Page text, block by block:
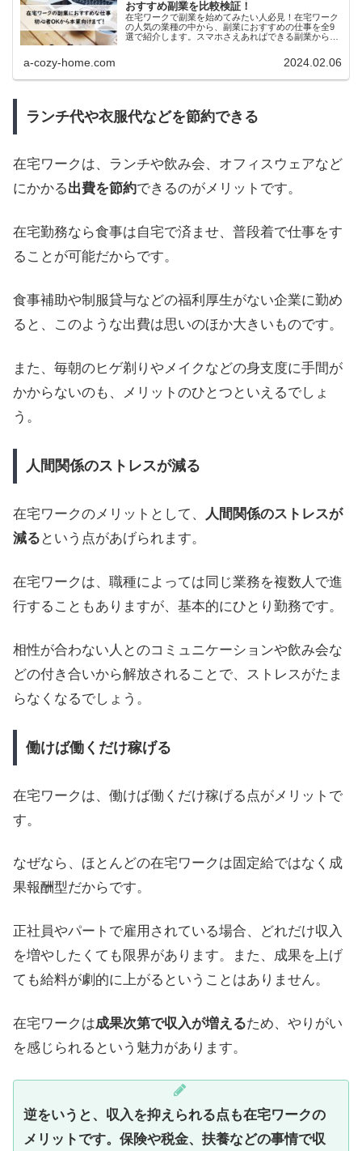
おすすめ副業を比較検証！
在宅ワークで副業を始めてみたい人必見！在宅ワーク
の人気の業種の中から、副業におすすめの仕事を全9
選で紹介します。スマホさえあればできる副業から、
a-cozy-home.com 2024.02.06
ランチ代や衣服代などを節約できる
在宅ワークは、ランチや飲み会、オフィスウェアなど
にかかる出費を節約できるのがメリットです。
在宅勤務なら食事は自宅で済ませ、普段着で仕事をす
ることが可能だからです。
食事補助や制服貸与などの福利厚生がない企業に勤め
ると、このような出費は思いのほか大きいものです。
また、毎朝のヒゲ剃りやメイクなどの身支度に手間が
かからないのも、メリットのひとつといえるでしょ
う。
人間関係のストレスが減る
在宅ワークのメリットとして、
人間関係のストレスが
減る という点があげられます。
在宅ワークは、職種によっては同じ業務を複数人で進
行することもありますが、基本的にひとり勤務です。
相性が合わない人とのコミュニケーションや飲み会な
どの付き合いから解放されることで、ストレスがたま
らなくなるでしょう。
働けば働くだけ稼げる
在宅ワークは、働けば働くだけ稼げる点がメリットで
す。
なぜなら、ほとんどの在宅ワークは固定給ではなく成
果報酬型だからです。
正社員やパートで雇用されている場合、どれだけ収入
を増やしたくても限界があります。また、成果を上げ
ても給料が劇的に上がるということはありません。
在宅ワークは成果次第で収入が増えるため、やりがい
を感じられるという魅力があります。
逆をいうと、収入を抑えられる点も在宅ワークの
メリットです。保険や税金、扶養などの事情で収